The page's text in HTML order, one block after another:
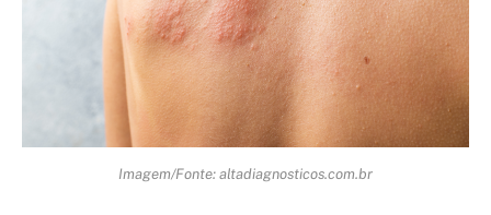
Imagem/Fonte: altadiagnosticos.com.br